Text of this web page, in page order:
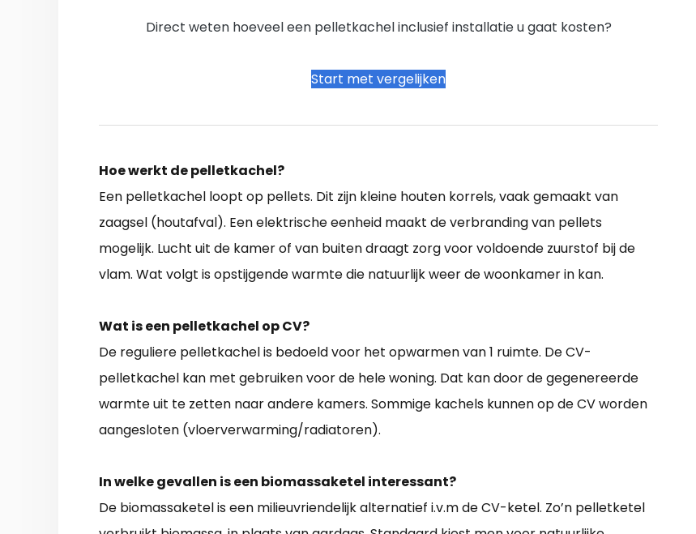
Direct weten hoeveel een pelletkachel inclusief installatie u gaat kosten?
Start met vergelijken
Hoe werkt de pelletkachel?
Een pelletkachel loopt op pellets. Dit zijn kleine houten korrels, vaak gemaakt van
zaagsel (houtafval). Een elektrische eenheid maakt de verbranding van pellets
mogelijk. Lucht uit de kamer of van buiten draagt zorg voor voldoende zuurstof bij de
vlam. Wat volgt is opstijgende warmte die natuurlijk weer de woonkamer in kan.
Wat is een pelletkachel op CV?
De reguliere pelletkachel is bedoeld voor het opwarmen van 1 ruimte. De CV-
pelletkachel kan met gebruiken voor de hele woning. Dat kan door de gegenereerde
warmte uit te zetten naar andere kamers. Sommige kachels kunnen op de CV worden
aangesloten (vloerverwarming/radiatoren).
In welke gevallen is een biomassaketel interessant?
De biomassaketel is een milieuvriendelijk alternatief i.v.m de CV-ketel. Zo’n pelletketel